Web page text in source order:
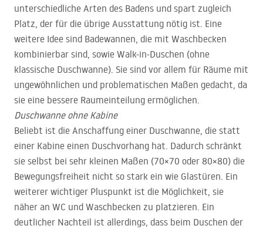
unterschiedliche Arten des Badens und spart zugleich
Platz, der für die übrige Ausstattung nötig ist. Eine
weitere Idee sind Badewannen, die mit Waschbecken
kombinierbar sind, sowie Walk-in-Duschen (ohne
klassische Duschwanne). Sie sind vor allem für Räume mit
ungewöhnlichen und problematischen Maßen gedacht, da
sie eine bessere Raumeinteilung ermöglichen.
Duschwanne ohne Kabine
Beliebt ist die Anschaffung einer Duschwanne, die statt
einer Kabine einen Duschvorhang hat. Dadurch schränkt
sie selbst bei sehr kleinen Maßen (70×70 oder 80×80) die
Bewegungsfreiheit nicht so stark ein wie Glastüren. Ein
weiterer wichtiger Pluspunkt ist die Möglichkeit, sie
näher an WC und Waschbecken zu platzieren. Ein
deutlicher Nachteil ist allerdings, dass beim Duschen der